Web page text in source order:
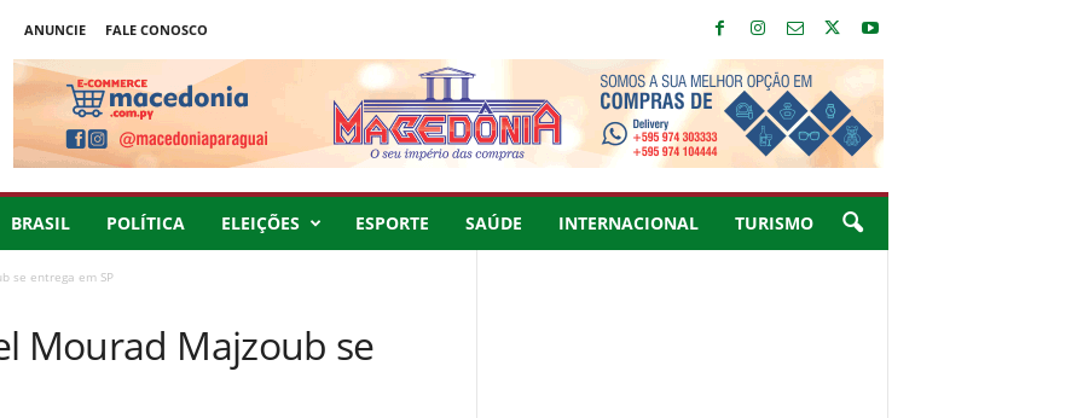
ANUNCIE
FALE CONOSCO
BRASIL POLÍTICA ELEIÇÕES ESPORTE SAÚDE INTERNACIONAL TURISMO
se entrega em SP
Mourad Majzoub se